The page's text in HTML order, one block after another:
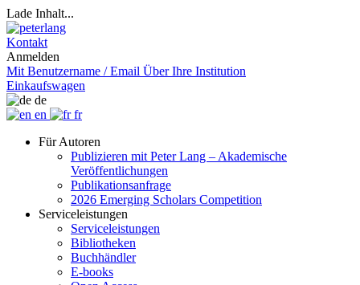
Lade Inhalt...
Kontakt
Anmelden
Mit Benutzername / Email Über Ihre Institution
Einkaufswagen
de
en
fr
Für Autoren
Publizieren mit Peter Lang – Akademische
Veröffentlichungen
Publikationsanfrage
2026 Emerging Scholars Competition
Serviceleistungen
Serviceleistungen
Bibliotheken
Buchhändler
E-books